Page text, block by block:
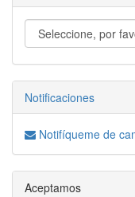
Notificaciones
Notifíqueme de
Aceptamos